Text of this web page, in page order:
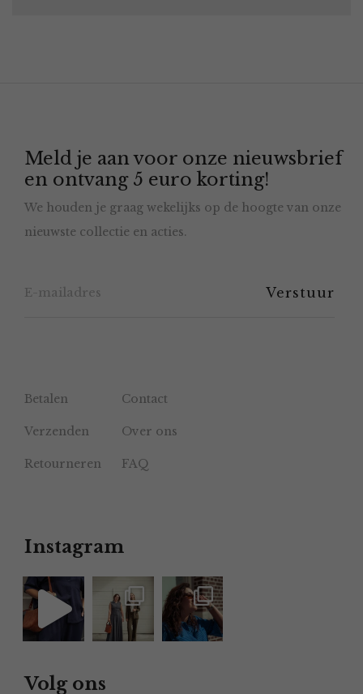
Meld je aan voor onze nieuwsbrief
en ontvang 5 euro korting!
We houden je graag wekelijks op de hoogte van onze
nieuwste collectie en acties.
Betalen Contact
Verzenden Over ons
Retourneren FAQ
Instagram
Volg ons